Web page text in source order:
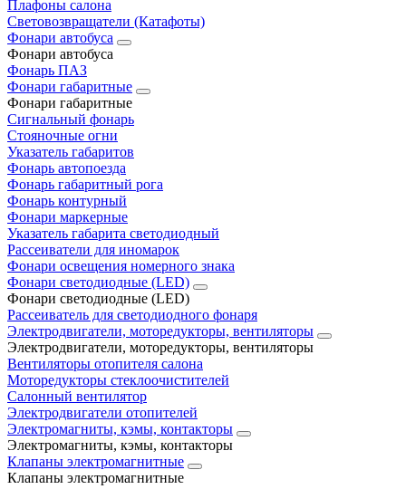
Плафоны салона
Световозвращатели (Катафоты)
Фонари автобуса
Фонари автобуса
Фонарь ПАЗ
Фонари габаритные
Фонари габаритные
Сигнальный фонарь
Стояночные огни
Указатель габаритов
Фонарь автопоезда
Фонарь габаритный рога
Фонарь контурный
Фонари маркерные
Указатель габарита светодиодный
Рассеиватели для иномарок
Фонари освещения номерного знака
Фонари светодиодные (LED)
Фонари светодиодные (LED)
Рассеиватель для светодиодного фонаря
Электродвигатели, моторедукторы, вентиляторы
Электродвигатели, моторедукторы, вентиляторы
Вентиляторы отопителя салона
Моторедукторы стеклоочистителей
Салонный вентилятор
Электродвигатели отопителей
Электромагниты, кэмы, контакторы
Электромагниты, кэмы, контакторы
Клапаны электромагнитные
Клапаны электромагнитные